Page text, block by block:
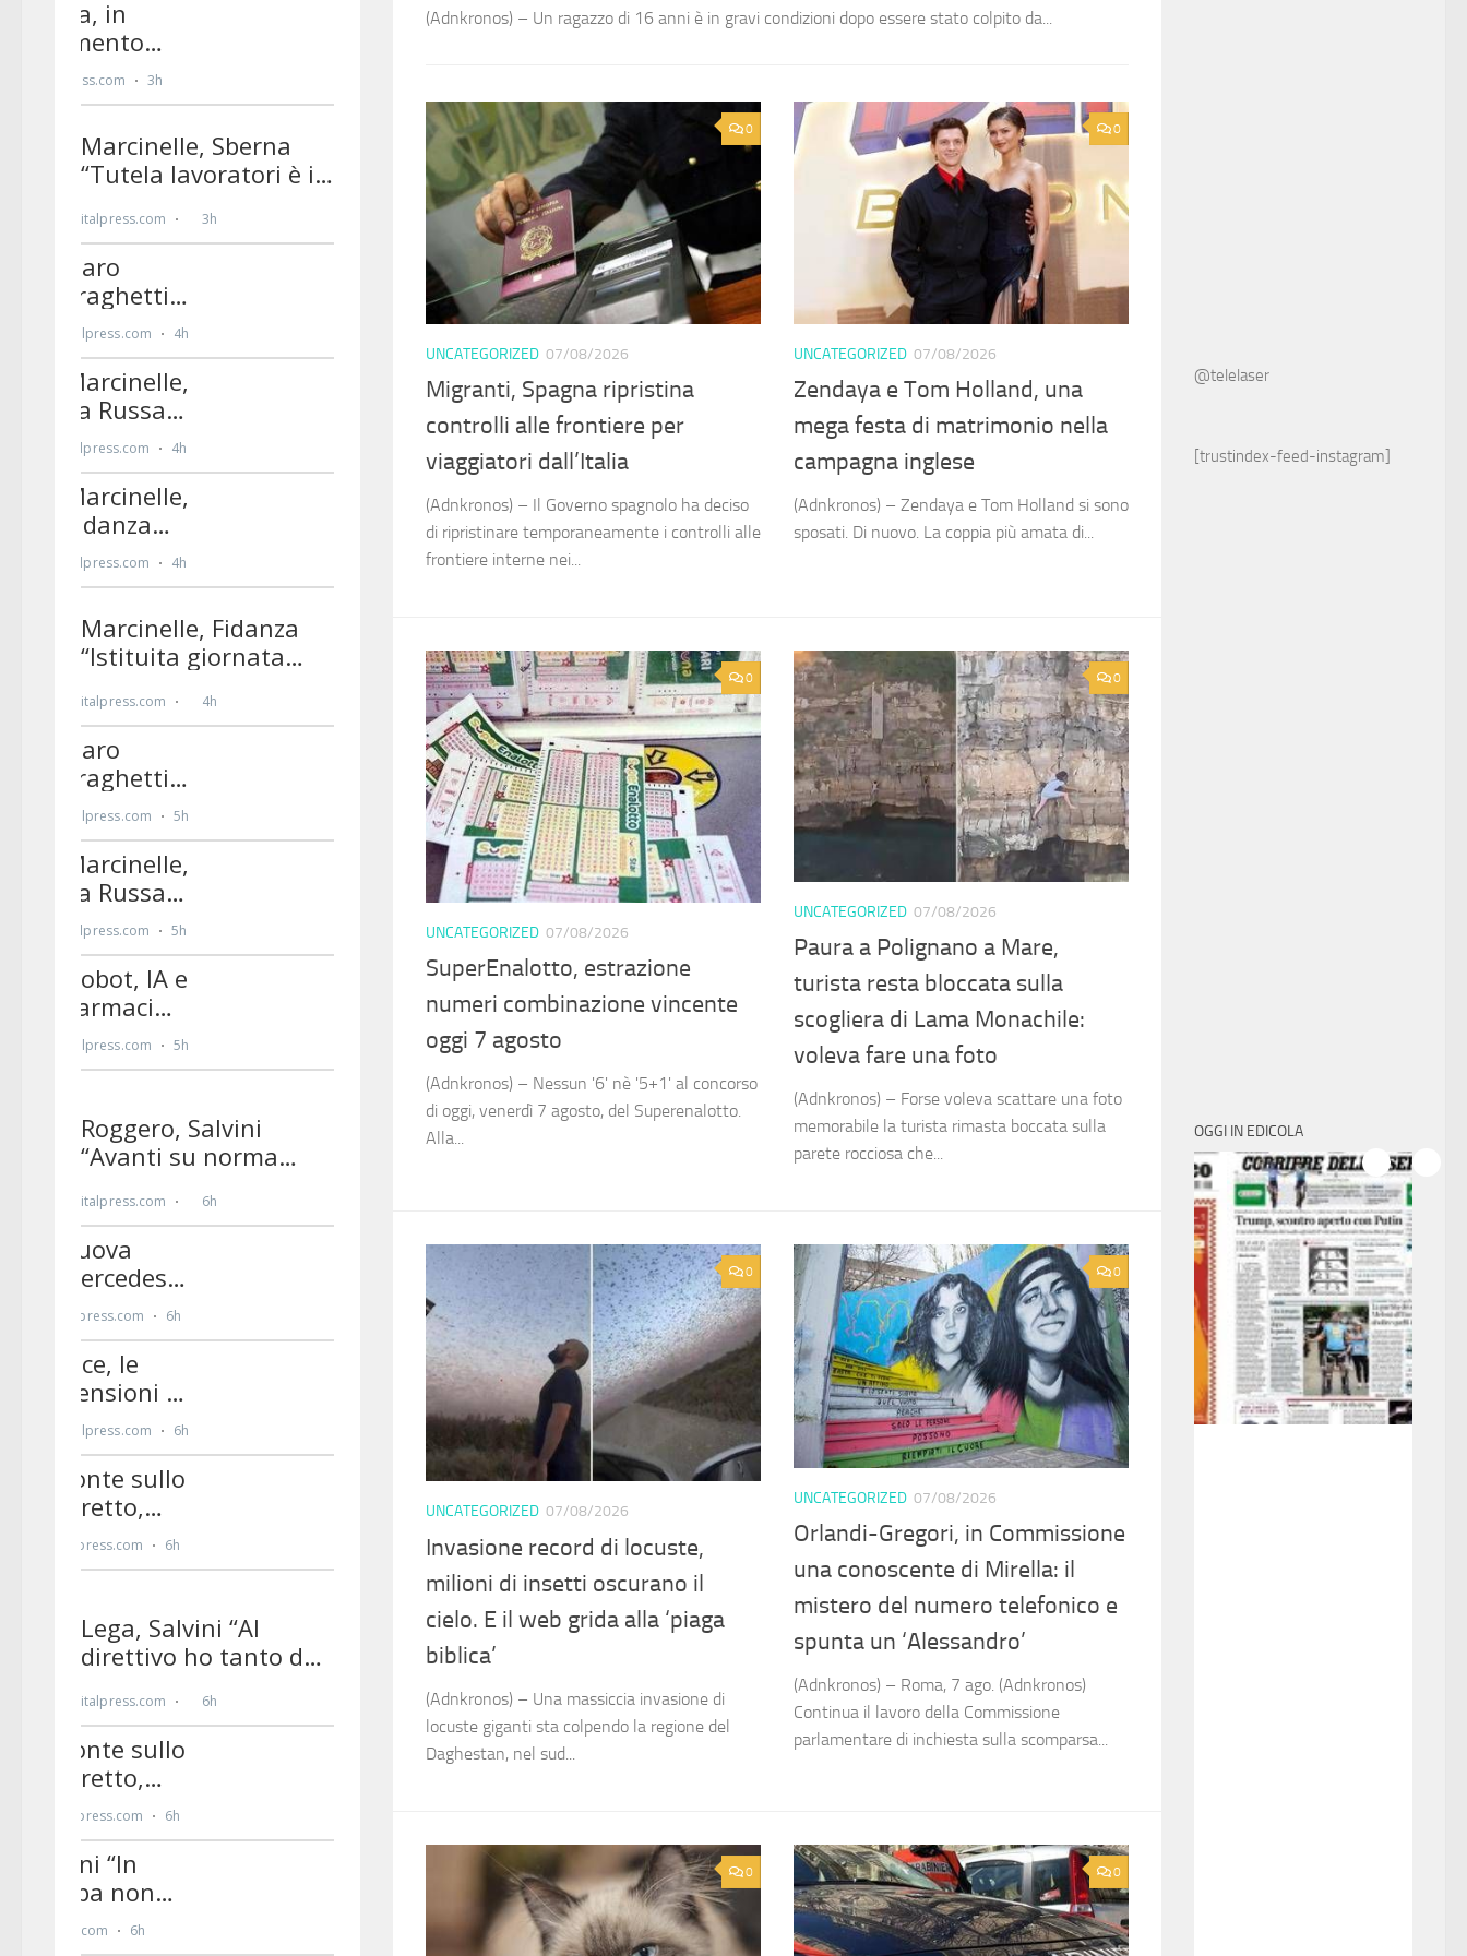
(Adnkronos) – Un ragazzo di 16 anni è in gravi condizioni dopo essere stato colpito da...
0
UNCATEGORIZED 07/08/2026
Migranti, Spagna ripristina
controlli alle frontiere per
viaggiatori dall’Italia
(Adnkronos) – Il Governo spagnolo ha deciso
di ripristinare temporaneamente i controlli alle
frontiere interne nei...
0
UNCATEGORIZED 07/08/2026
Zendaya e Tom Holland, una
mega festa di matrimonio nella
campagna inglese
(Adnkronos) – Zendaya e Tom Holland si sono
sposati. Di nuovo. La coppia più amata di...
0
UNCATEGORIZED 07/08/2026
SuperEnalotto, estrazione
numeri combinazione vincente
oggi 7 agosto
(Adnkronos) – Nessun '6' nè '5+1' al concorso
di oggi, venerdì 7 agosto, del Superenalotto.
Alla...
0
UNCATEGORIZED 07/08/2026
Paura a Polignano a Mare,
turista resta bloccata sulla
scogliera di Lama Monachile:
voleva fare una foto
(Adnkronos) – Forse voleva scattare una foto
memorabile la turista rimasta boccata sulla
parete rocciosa che...
0
UNCATEGORIZED 07/08/2026
Invasione record di locuste,
milioni di insetti oscurano il
cielo. E il web grida alla ‘piaga
biblica’
(Adnkronos) – Una massiccia invasione di
locuste giganti sta colpendo la regione del
Daghestan, nel sud...
0
UNCATEGORIZED 07/08/2026
Orlandi-Gregori, in Commissione
una conoscente di Mirella: il
mistero del numero telefonico e
spunta un ‘Alessandro’
(Adnkronos) – Roma, 7 ago. (Adnkronos)
Continua il lavoro della Commissione
parlamentare di inchiesta sulla scomparsa...
0 0
@telelaser
[trustindex-feed-instagram]
OGGI IN EDICOLA